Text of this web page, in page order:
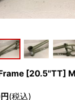
[20.5"TT]
円(税込)